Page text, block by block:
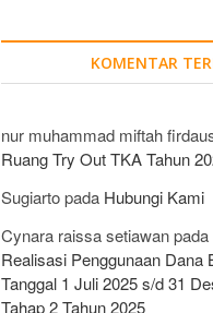
KOMENTAR
nur muhammad miftah
Ruang Try Out TKA Tahun
Sugiartopada Hubungi Kami
Cynara raissa setiawanpada
Realisasi Penggunaan Dana
Tanggal 1 Juli 2025 s/d 31
Tahap 2 Tahun 2025